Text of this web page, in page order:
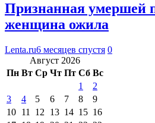
Признанная умершей
женщина ожила
Lenta.ru6 месяцев спустя 0
Август 2026
Пн Вт Ср Чт Пт Сб Вс
1
2
3
4 5 6 7 8
9
10 11 12 13 14 15 16